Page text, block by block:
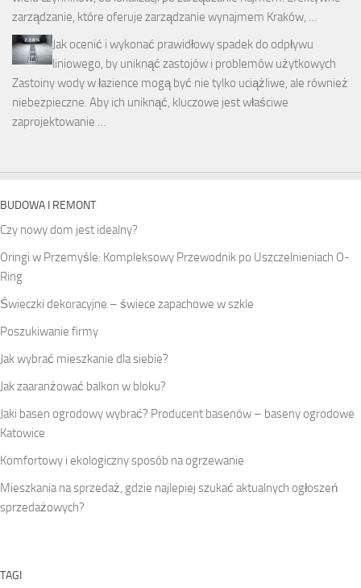
zarządzanie, które oferuje zarządzanie wynajmem Kraków, …
Jak ocenić i wykonać prawidłowy spadek do odpływu
liniowego, by uniknąć zastojów i problemów użytkowych
Zastoiny wody w łazience mogą być nie tylko uciążliwe, ale również
niebezpieczne. Aby ich uniknąć, kluczowe jest właściwe
zaprojektowanie …
BUDOWA I REMONT
Czy nowy dom jest idealny?
Oringi w Przemyśle: Kompleksowy Przewodnik po Uszczelnieniach O-
Ring
Świeczki dekoracyjne – świece zapachowe w szkle
Poszukiwanie firmy
Jak wybrać mieszkanie dla siebie?
Jak zaaranżować balkon w bloku?
Jaki basen ogrodowy wybrać? Producent basenów – baseny ogrodowe
Katowice
Komfortowy i ekologiczny sposób na ogrzewanie
Mieszkania na sprzedaż, gdzie najlepiej szukać aktualnych ogłoszeń
sprzedażowych?
TAGI